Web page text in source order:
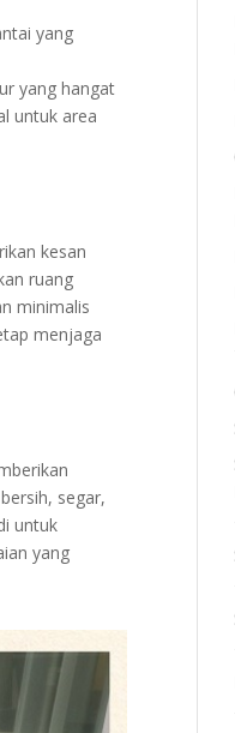
yang
yang hangat
untuk area
kesan
ruang
minimalis
menjaga
segar,
untuk
yang